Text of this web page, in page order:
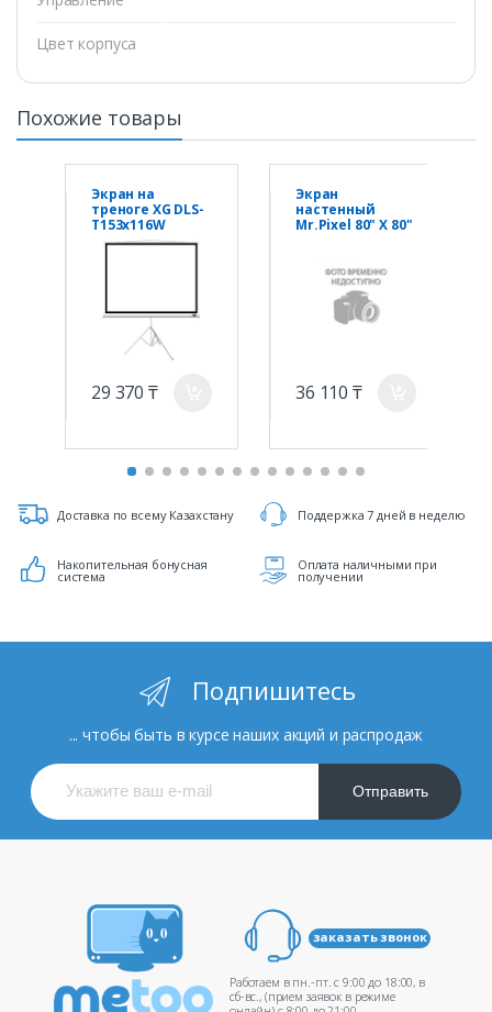
Цвет корпуса
Похожие товары
Экран на
треноге XG DLS-
T153x116W
(60"х45"), Ø - 75",
29 370 ₸
Экран
настенный
Mr.Pixel 80" X 80"
36 110 ₸
Доставка по всему Казахстану Поддержка 7 дней в неделю
Накопительная бонусная
система
Оплата наличными при
получении
Подпишитесь
... чтобы быть в курсе наших акций и распродаж
Отправить
заказать звонок
Работаем в пн.-пт. c 9:00 до 18:00, в
сб-вс., (прием заявок в режиме